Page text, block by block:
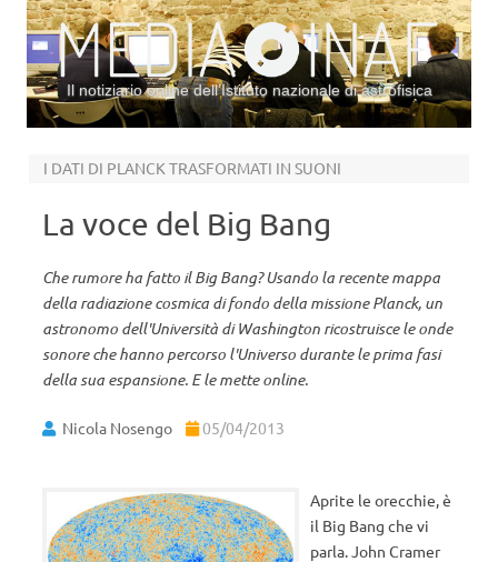
Il notiziario online dell’Istituto nazionale di astrofisica
I DATI DI PLANCK TRASFORMATI IN SUONI
La voce del Big Bang
Che rumore ha fatto il Big Bang? Usando la recente mappa
della radiazione cosmica di fondo della missione Planck, un
astronomo dell'Università di Washington ricostruisce le onde
sonore che hanno percorso l'Universo durante le prima fasi
della sua espansione. E le mette online.
Nicola Nosengo 05/04/2013
Aprite le orecchie, è
il Big Bang che vi
parla. John Cramer